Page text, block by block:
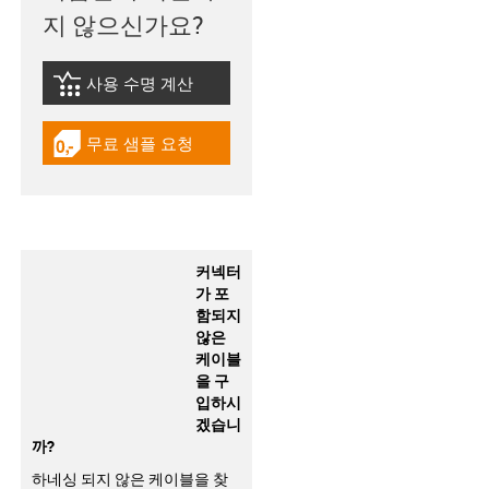
지 않으신가요?
igus-icon-lebensdauerrechner
사용 수명 계산
igus-icon-gratismuster
무료 샘플 요청
커넥터
가 포
함되지
않은
케이블
을 구
입하시
겠습니
까?
하네싱 되지 않은 케이블을 찾